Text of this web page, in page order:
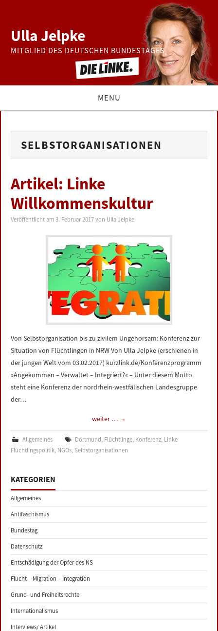
Ulla Jelpke
MITGLIED DES DEUTSCHEN BUNDESTAGES
MENU
BUNDESTAG
PRESSE
ZUR PERSON
DATENSCHUTZERKLÄRUNG
SELBSTORGANISATIONEN
Artikel: Linke
Willkommenskultur
Veröffentlicht am3. Februar 2017 von Ulla Jelpke
Von Selbstorganisation bis zu zivilem Ungehorsam: Konferenz zur
Situation von Flüchtlingen in NRW Von Ulla Jelpke (erschienen in
der jungen Welt vom 03.02.2017) kurzlink.de/Konferenzprogramm
»Angekommen – Verwaltet – Integriert?« – Unter diesem Motto
steht eine Konferenz der nordrhein-westfälischen Landesgruppe
der…
weiter … →
Allgemeines Dortmund, Flüchtlinge, Konferenz, Linke
Flüchtlingspolitik, NGOs, Selbstorganisationen
KATEGORIEN
Allgemeines
Antifaschismus
Bundestag
Datenschutz
Entschädigung der Opfer des NS
Flucht – Migration – Integration
Grund- und Freiheitsrechte
Internationalismus
Interviews/ Artikel